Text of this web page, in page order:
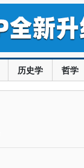
历史学 哲学